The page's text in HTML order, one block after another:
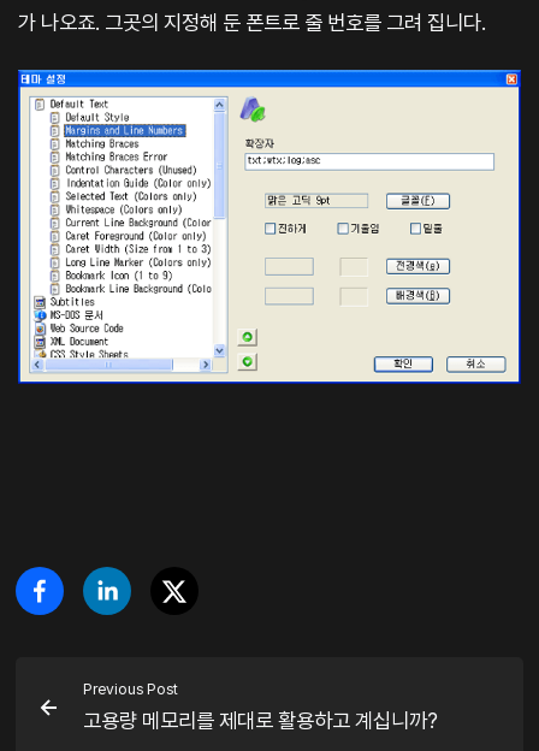
가 나오죠. 그곳의 지정해 둔 폰트로 줄 번호를 그려 집니다.
Previous Post
고용량 메모리를 제대로 활용하고 계십니까?